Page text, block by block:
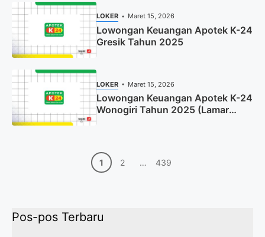
LOKER Maret 15, 2026
Lowongan Keuangan Apotek K-24
Gresik Tahun 2025
LOKER Maret 15, 2026
Lowongan Keuangan Apotek K-24
Wonogiri Tahun 2025 (Lamar
Sekarang)
Halaman
1 Halaman
2 … Halaman
439
Pos-pos Terbaru